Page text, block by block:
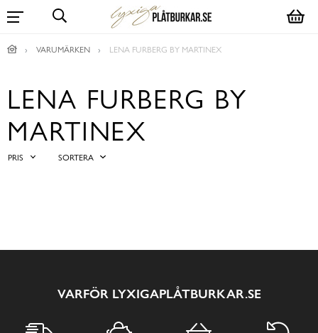
VARUMÄRKEN LENA FURBERG BY MARTINEX
LENA FURBERG BY
MARTINEX
PRIS SORTERA
VARFÖR LYXIGAPLÅTBURKAR.SE